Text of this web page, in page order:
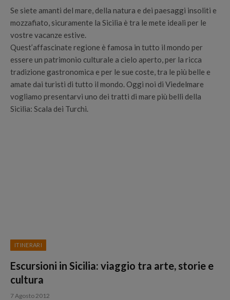
Se siete amanti del mare, della natura e dei paesaggi insoliti e
mozzafiato, sicuramente la Sicilia è tra le mete ideali per le
vostre vacanze estive.
Quest’affascinate regione è famosa in tutto il mondo per
essere un patrimonio culturale a cielo aperto, per la ricca
tradizione gastronomica e per le sue coste, tra le più belle e
amate dai turisti di tutto il mondo. Oggi noi di Viedelmare
vogliamo presentarvi uno dei tratti di mare più belli della
Sicilia: Scala dei Turchi.
ITINERARI
Escursioni in Sicilia: viaggio tra arte, storie e
cultura
7 Agosto 2012